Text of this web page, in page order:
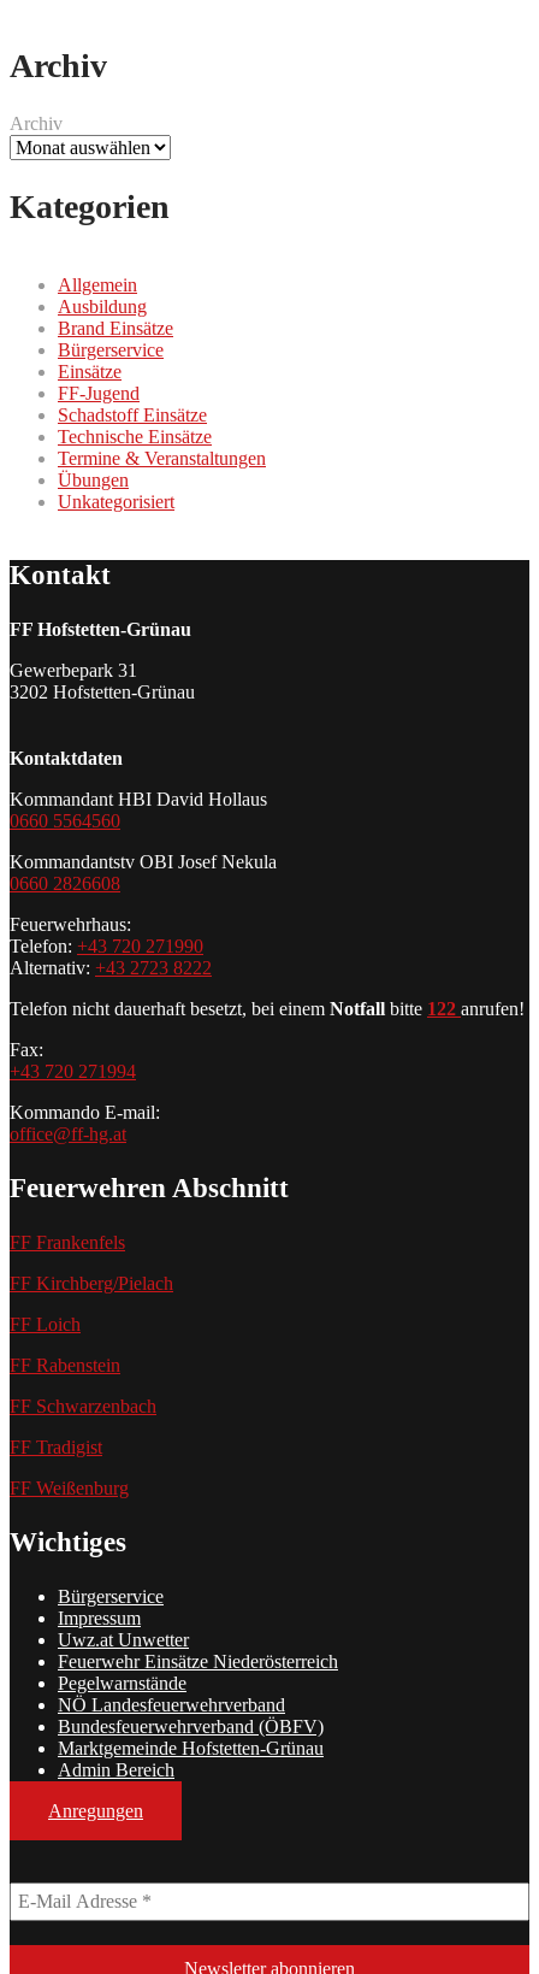
Archiv
Archiv
Kategorien
Allgemein
Ausbildung
Brand Einsätze
Bürgerservice
Einsätze
FF-Jugend
Schadstoff Einsätze
Technische Einsätze
Termine & Veranstaltungen
Übungen
Unkategorisiert
Kontakt
FF Hofstetten-Grünau
Gewerbepark 31
3202 Hofstetten-Grünau
Kontaktdaten
Kommandant HBI David Hollaus
0660 5564560
Kommandantstv OBI Josef Nekula
0660 2826608
Feuerwehrhaus:
Telefon: +43 720 271990
Alternativ: +43 2723 8222
Telefon nicht dauerhaft besetzt, bei einem Notfall bitte 122 anrufen!
Fax:
+43 720 271994
Kommando E-mail:
office@ff-hg.at
Feuerwehren Abschnitt
FF Frankenfels
FF Kirchberg/Pielach
FF Loich
FF Rabenstein
FF Schwarzenbach
FF Tradigist
FF Weißenburg
Wichtiges
Bürgerservice
Impressum
Uwz.at Unwetter
Feuerwehr Einsätze Niederösterreich
Pegelwarnstände
NÖ Landesfeuerwehrverband
Bundesfeuerwehrverband (ÖBFV)
Marktgemeinde Hofstetten-Grünau
Admin Bereich
Anregungen